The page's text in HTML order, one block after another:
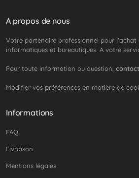
A propos de nous
Votre partenaire professionnel pour l'achat
informatiques et bureautiques. A votre
Pour toute information ou question,
Modifier vos préférences en matière de
Informations
FAQ
Livraison
Mentions légales